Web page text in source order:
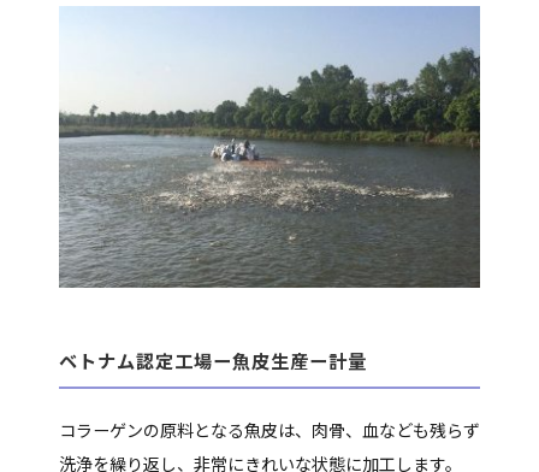
ベトナム認定工場ー魚皮生産ー計量
コラーゲンの原料となる魚皮は、肉骨、血なども残らず
洗浄を繰り返し、非常にきれいな状態に加工します。